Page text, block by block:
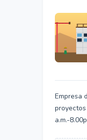
Empresa
a.m.-